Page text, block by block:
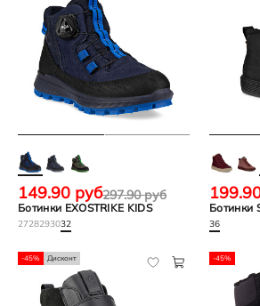
Ботинки EXOSTRIKE KIDS
297.90 руб
149.90 руб
2728293032
Ботинки
36
-45% Дисконт -45%